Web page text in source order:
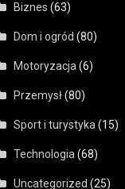
Biznes (63)
Dom i ogród (80)
Motoryzacja(6)
Przemysł(80)
Sport i turystyka(15)
Technologia(68)
Uncategorized (25)